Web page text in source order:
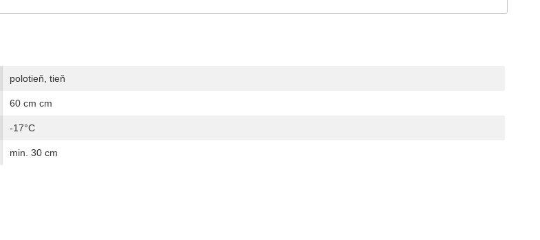
polotieň, tieň
60 cm cm
-17°C
min. 30 cm